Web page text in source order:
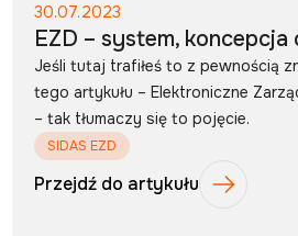
30.07.2023
EZD – system,
Jeśli tutaj trafiłeś to z pewnością
tego artykułu – Elektroniczne
– tak tłumaczy się to pojęcie.
SIDAS EZD
Przejdź do artykułu